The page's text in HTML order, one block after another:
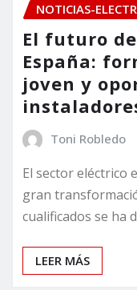
NOTICIAS-
El futuro
España:
joven y
Toni Robledo
El sector eléctrico
gran
cualificados se ha
LEER MÁS